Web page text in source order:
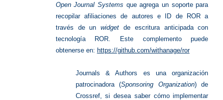
Open Journal Systems que agrega un soporte para
recopilar afiliaciones de autores e ID de ROR a
través de unwidget de escritura anticipada con
tecnología ROR. Este complemento puede
obtenerse en: https://github.com/withanage/ror
Journals & Authors es una organización
patrocinadora (Sponsoring Organization) de
Crossref, si desea saber cómo implementar